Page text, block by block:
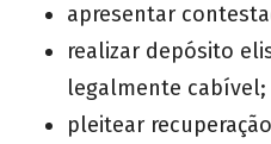
apresentar
realizar depósito
legalmente cabível;
pleitear